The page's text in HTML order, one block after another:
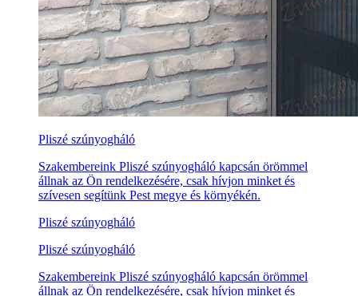
Pliszé szúnyogháló
Szakembereink Pliszé szúnyogháló kapcsán örömmel
állnak az Ön rendelkezésére, csak hívjon minket és
szívesen segítünk Pest megye és környékén.
Pliszé szúnyogháló
Pliszé szúnyogháló
Szakembereink Pliszé szúnyogháló kapcsán örömmel
állnak az Ön rendelkezésére, csak hívjon minket és